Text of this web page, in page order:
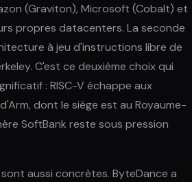
(Graviton), Microsoft (Cobalt) et
propres datacenters. La seconde
à jeu d'instructions libre de
C'est ce deuxième choix qui
: RISC-V échappe aux
dont le siège est au Royaume-
SoftBank reste sous pression
aussi concrètes. ByteDance a